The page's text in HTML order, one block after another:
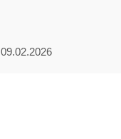
09.02.2026